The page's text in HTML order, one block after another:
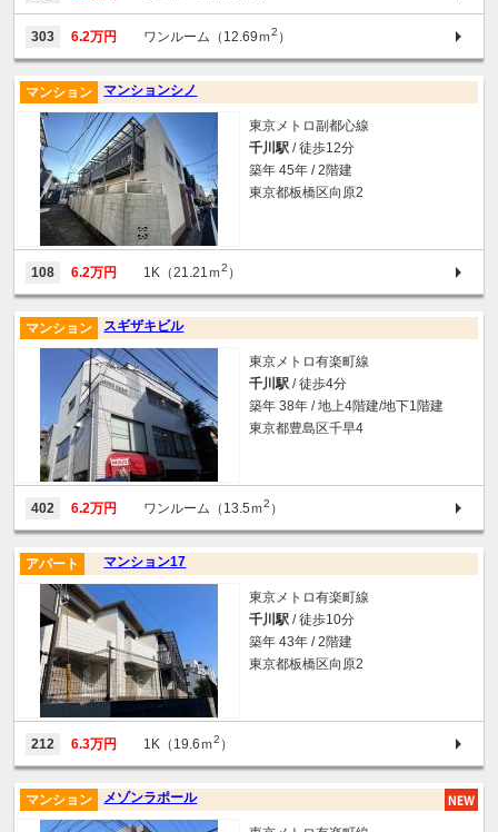
303 6.2万円 ワンルーム（12.69ｍ2 ）
マンションシノ
マンション
東京メトロ副都心線
千川駅 / 徒歩12分
築年 45年 / 2階建
東京都板橋区向原2
108 6.2万円 1K（21.21ｍ2 ）
スギザキビル
マンション
東京メトロ有楽町線
千川駅 / 徒歩4分
築年 38年 / 地上4階建/地下1階建
東京都豊島区千早4
402 6.2万円 ワンルーム（13.5ｍ2 ）
マンション17
アパート
東京メトロ有楽町線
千川駅 / 徒歩10分
築年 43年 / 2階建
東京都板橋区向原2
212 6.3万円 1K（19.6ｍ2 ）
メゾンラポール
マンション